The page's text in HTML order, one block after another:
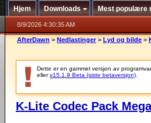
Hjem Downloads Mest populære
8/9/2026 4:30:35 AM
AfterDawn > Nedlastinger > Lyd og bilde >
Dette er en gammel versjon av
ellerv15.1.9 Beta (siste betaversjon)
K-Lite Codec Pack